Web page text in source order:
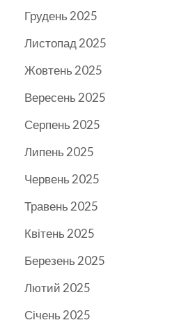
Грудень 2025
Листопад 2025
Жовтень 2025
Вересень 2025
Серпень 2025
Липень 2025
Червень 2025
Травень 2025
Квітень 2025
Березень 2025
Лютий 2025
Січень 2025